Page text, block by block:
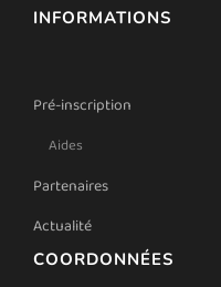
INFORMATIONS
Pré-inscription
Aides
Partenaires
Actualité
COORDONNÉES